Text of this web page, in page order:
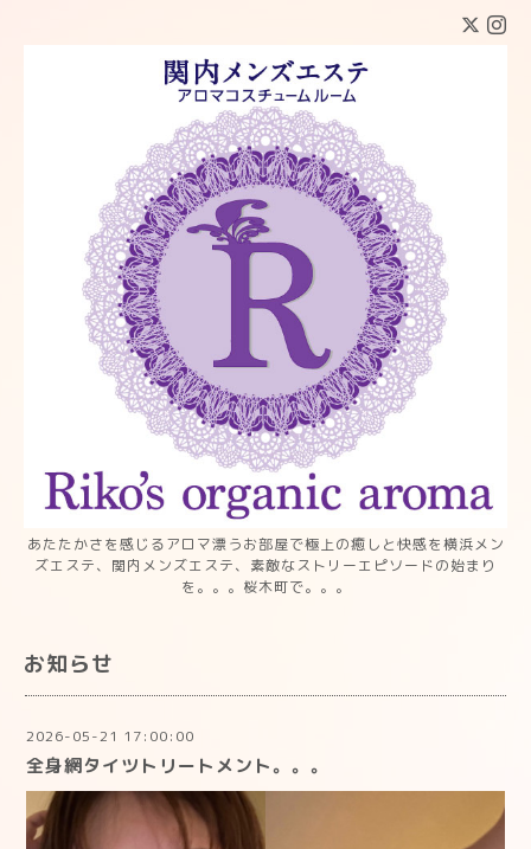
あたたかさを感じるアロマ漂うお部屋で極上の癒しと快感を横浜メン
ズエステ、関内メンズエステ、素敵なストリーエピソードの始まり
を。。。桜木町で。。。
お知らせ
2026-05-21 17:00:00
全身網タイツトリートメント。。。